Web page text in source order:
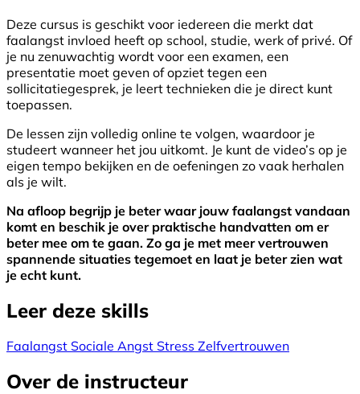
Deze cursus is geschikt voor iedereen die merkt dat
faalangst invloed heeft op school, studie, werk of privé. Of
je nu zenuwachtig wordt voor een examen, een
presentatie moet geven of opziet tegen een
sollicitatiegesprek, je leert technieken die je direct kunt
toepassen.
De lessen zijn volledig online te volgen, waardoor je
studeert wanneer het jou uitkomt. Je kunt de video’s op je
eigen tempo bekijken en de oefeningen zo vaak herhalen
als je wilt.
Na afloop begrijp je beter waar jouw faalangst vandaan
komt en beschik je over praktische handvatten om er
beter mee om te gaan. Zo ga je met meer vertrouwen
spannende situaties tegemoet en laat je beter zien wat
je echt kunt.
Leer deze skills
Faalangst Sociale Angst Stress Zelfvertrouwen
Over de instructeur